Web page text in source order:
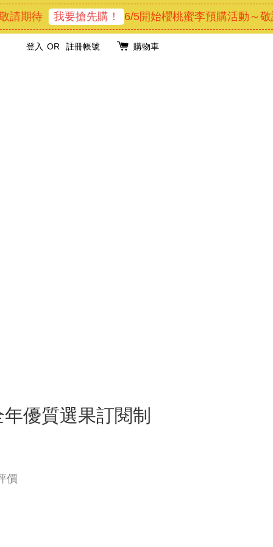
期待 我要搶先購！ 6/5開始櫻桃蜜李預購活動～敬請
登入 OR 註冊帳號 購物車
年優質選果訂閱制
價